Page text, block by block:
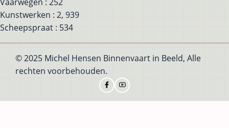
Kunstwerken : 2, 939
Scheepspraat : 534
© 2025 Michel Hensen Binnenvaart in Beeld, Alle
rechten voorbehouden.